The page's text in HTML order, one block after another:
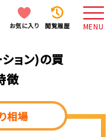
お気に入り 閲覧履歴 MENU
ョン)の買
徴
相場